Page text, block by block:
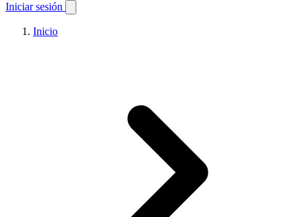
Iniciar sesión
Inicio